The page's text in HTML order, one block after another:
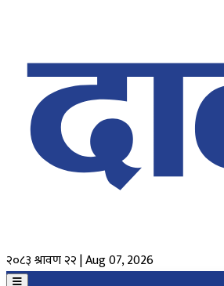
२०८३ श्रावण २२ | Aug 07, 2026